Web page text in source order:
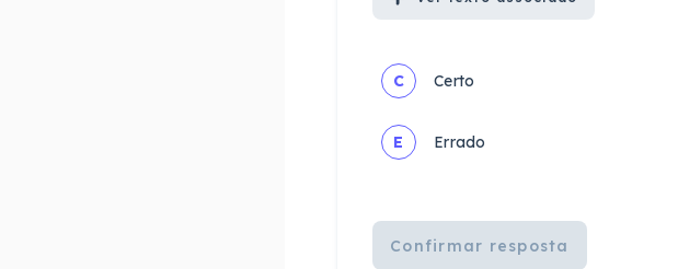
C Certo
E Errado
Confirmar resposta